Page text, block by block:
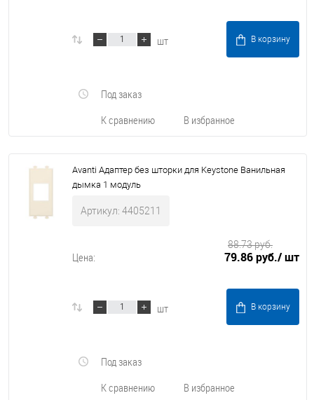
шт В корзину
К сравнению В избранное
Под заказ
Avanti Адаптер без шторки для Keystone Ванильная
дымка 1 модуль
Артикул: 4405211
Цена: 79.86 руб./ шт
88.73 руб.
шт В корзину
К сравнению В избранное
Под заказ